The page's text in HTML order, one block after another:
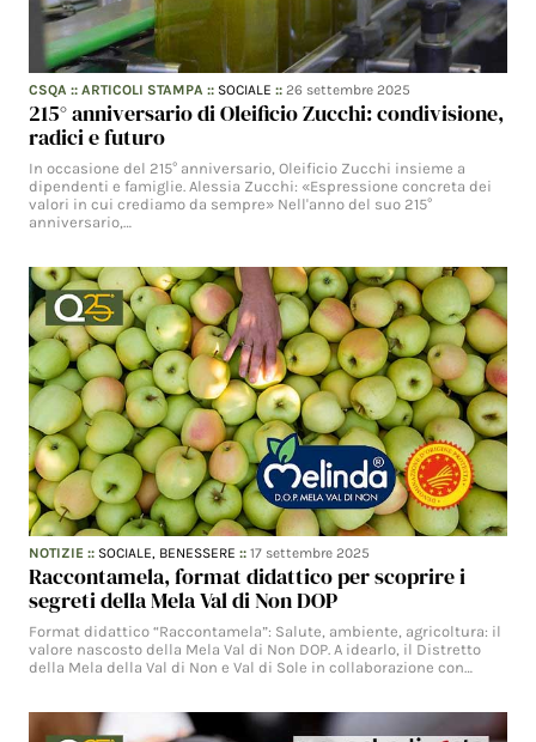
CSQA ::ARTICOLI STAMPA :: SOCIALE ::26 settembre 2025
215° anniversario di Oleificio Zucchi: condivisione,
radici e futuro
In occasione del 215° anniversario, Oleificio Zucchi insieme a
dipendenti e famiglie. Alessia Zucchi: «Espressione concreta dei
valori in cui crediamo da sempre» Nell'anno del suo 215°
anniversario,…
NOTIZIE :: SOCIALE, BENESSERE ::17 settembre 2025
Raccontamela, format didattico per scoprire i
segreti della Mela Val di Non DOP
Format didattico “Raccontamela”: Salute, ambiente, agricoltura: il
valore nascosto della Mela Val di Non DOP. A idearlo, il Distretto
della Mela della Val di Non e Val di Sole in collaborazione con…